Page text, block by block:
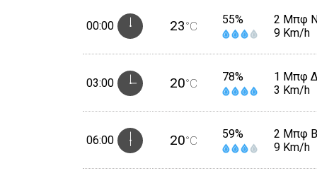
00:00 23°C 55%
2 Μπφ
9 Km/h
03:00 20°C 78%
1 Μπφ
3 Km/h
06:00 20°C 59%
2 Μπφ
9 Km/h